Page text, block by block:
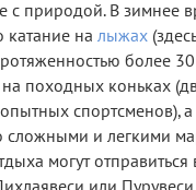
с природой. В зимнее
катание на лыжах
более 30
походных коньках
спортсменов), а
сложными и легкими
могут отправиться